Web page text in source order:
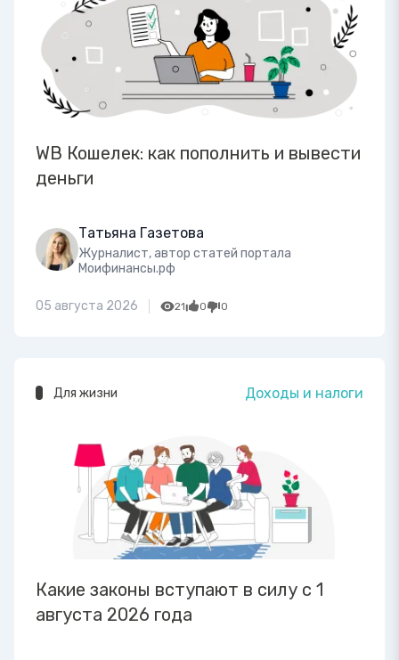
WB Кошелек: как пополнить и вывести
деньги
Татьяна Газетова
Журналист, автор статей портала
Моифинансы.рф
05 августа 2026 21 0 0
Для жизни Доходы и налоги
Какие законы вступают в силу с 1
августа 2026 года